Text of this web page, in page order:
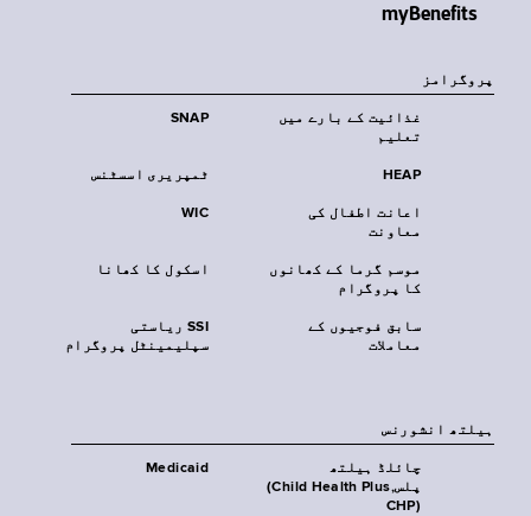
myBenefits
پروگرامز
SNAP
غذائیت کے بارے میں
تعلیم
ٹمپریری اسسٹنس HEAP
WIC
اعانت اطفال کی
معاونت
اسکول کا کھانا
موسم گرما کے کھانوں
کا پروگرام
SSI ریاستی
سپلیمینٹل پروگرام
سابق فوجیوں کے
معاملات
‏ہیلتھ انشورنس
Medicaid
چائلڈ ہیلتھ
پلس‎(Child Health Plus,
CHP)‎